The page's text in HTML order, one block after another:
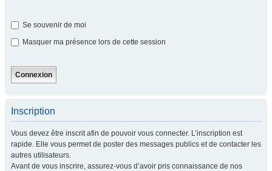
Se souvenir de moi
Masquer ma présence lors de cette session
Inscription
Vous devez être inscrit afin de pouvoir vous connecter. L’inscription est
rapide. Elle vous permet de poster des messages publics et de contacter les
autres utilisateurs.
Avant de vous inscrire, assurez-vous d’avoir pris connaissance de nos